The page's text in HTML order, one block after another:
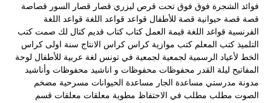
فوائد الشجرة فوق فوق تحت قرص ليزري قصار قصار السور قصاصة
قصة قصة حيوانية قصة للأطفال قواعد قواعد اللغة قواعد اللغة
الفرنسية قواغد اللغة قيمة العمل كتاب كتاب قديم كتال لك صمت كتب
التلميذ كتب المعلم كتب موازية كراس كراس الانتاج سنة اولى كراس
الخط لأعياد الرسمية لجمعية لجمعية في تونس لغة عربية للأطفال لوحة
المفاتيح ليلة القدر محفوظات محفوظات و اناشيد محفوظات وأناشيد
مدونة مدرستي مساعدة الجار مساعدة الحيوانات مسرحية مضخم
الصوت مطلب مطلب في الاحتفاظ مطوية معلقات معلقات قسم